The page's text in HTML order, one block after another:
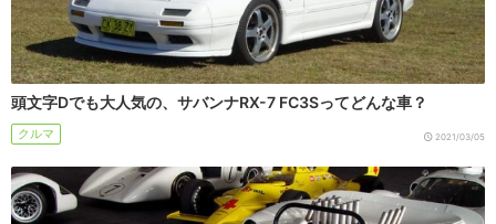
頭文字Dでも大人気の、サバンナRX-7 FC3Sってどんな車？
クルマ 2021/03/05